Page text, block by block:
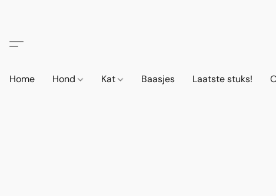
Home Hond Kat Baasjes Laatste stuks!